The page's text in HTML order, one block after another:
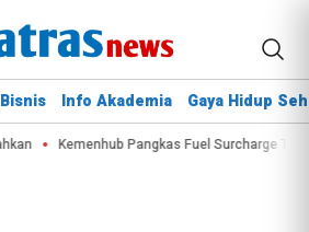
Bisnis Info Akademia Gaya Hidup
Kemenhub Pangkas Fuel Surcharge Tiket